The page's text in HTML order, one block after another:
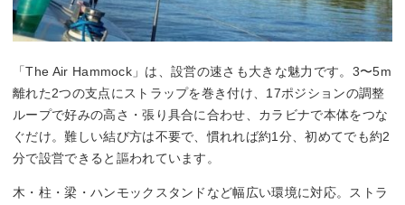
「The Air Hammock」は、設営の速さも大きな魅力です。3〜5m
離れた2つの支点にストラップを巻き付け、17ポジションの調整
ループで好みの高さ・張り具合に合わせ、カラビナで本体をつな
ぐだけ。難しい結び方は不要で、慣れれば約1分、初めてでも約2
分で設営できると謳われています。
木・柱・梁・ハンモックスタンドなど幅広い環境に対応。ストラ